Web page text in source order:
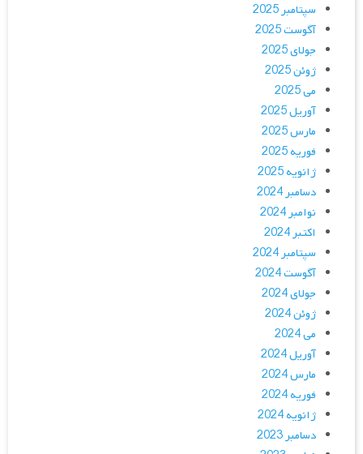
سپتامبر 2025
آگوست 2025
جولای 2025
ژوئن 2025
می 2025
آوریل 2025
مارس 2025
فوریه 2025
ژانویه 2025
دسامبر 2024
نوامبر 2024
اکتبر 2024
سپتامبر 2024
آگوست 2024
جولای 2024
ژوئن 2024
می 2024
آوریل 2024
مارس 2024
فوریه 2024
ژانویه 2024
دسامبر 2023